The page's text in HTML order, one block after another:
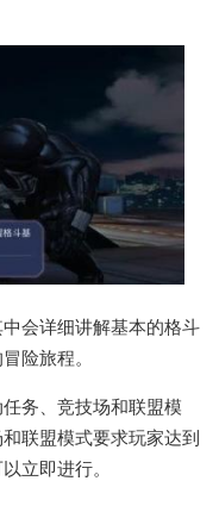
会详细讲解基本的格斗
险旅程。
务、竞技场和联盟模
联盟模式要求玩家达到
立即进行。